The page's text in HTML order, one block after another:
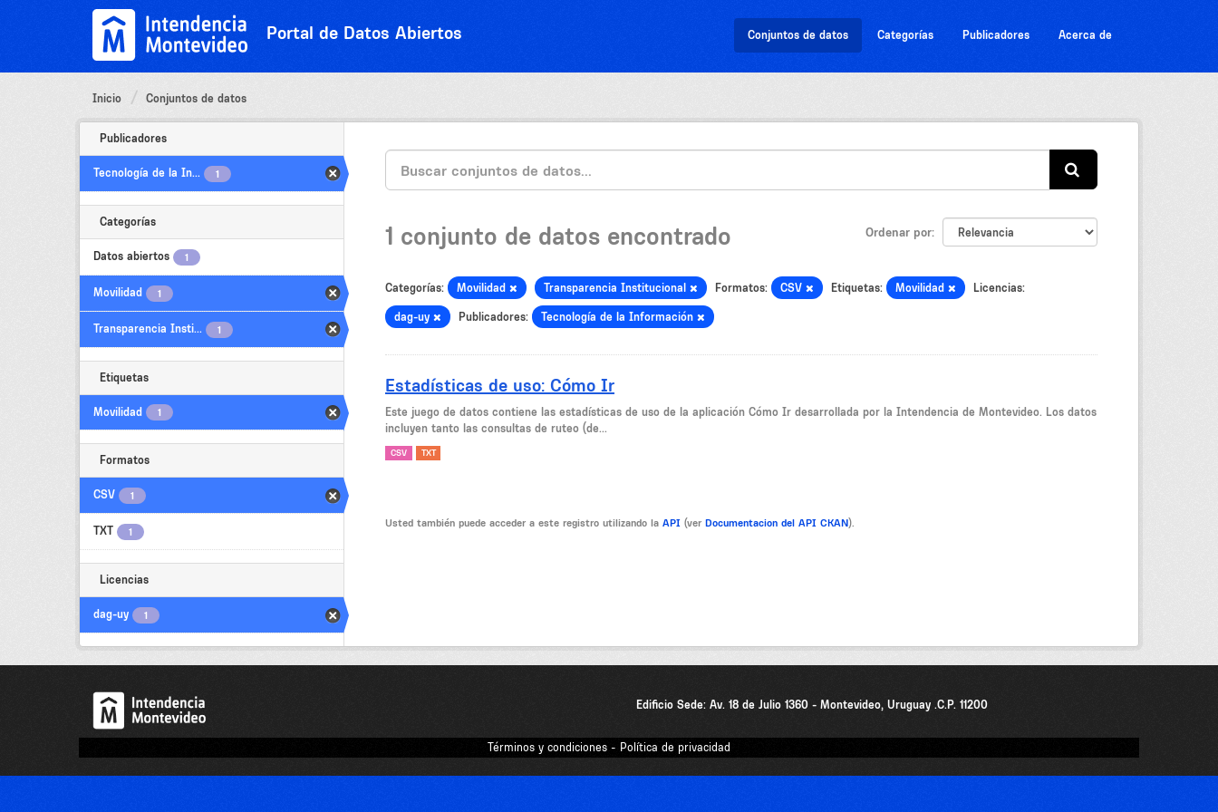
Portal de Datos Abiertos Conjuntos de datos Categorías Publicadores Acerca de
Inicio Conjuntos de datos
Publicadores
Tecnología de la In... 1
Categorías
Datos abiertos 1
Movilidad 1
Transparencia Insti... 1
Etiquetas
Movilidad 1
Formatos
CSV 1
TXT 1
Licencias
dag-uy 1
Ordenar por
1 conjunto de datos encontrado
Categorías: Movilidad Transparencia Institucional Formatos: CSV Etiquetas: Movilidad Licencias:
dag-uy Publicadores: Tecnología de la Información
Estadísticas de uso: Cómo Ir
Este juego de datos contiene las estadísticas de uso de la aplicación Cómo Ir desarrollada por la Intendencia de Montevideo. Los datos
incluyen tanto las consultas de ruteo (de...
CSV TXT
Usted también puede acceder a este registro utilizando la API (ver Documentacion del API CKAN).
Edificio Sede: Av. 18 de Julio 1360 - Montevideo, Uruguay .C.P. 11200
Términos y condiciones - Política de privacidad